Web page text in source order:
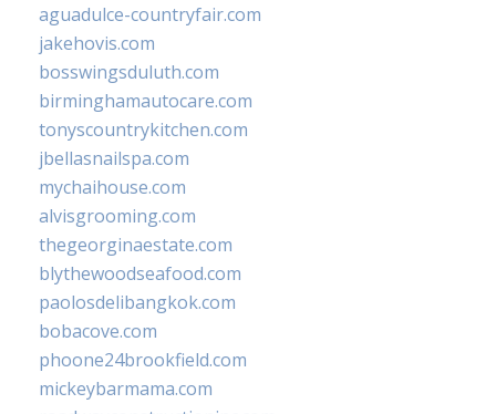
aguadulce-countryfair.com
jakehovis.com
bosswingsduluth.com
birminghamautocare.com
tonyscountrykitchen.com
jbellasnailspa.com
mychaihouse.com
alvisgrooming.com
thegeorginaestate.com
blythewoodseafood.com
paolosdelibangkok.com
bobacove.com
phoone24brookfield.com
mickeybarmama.com